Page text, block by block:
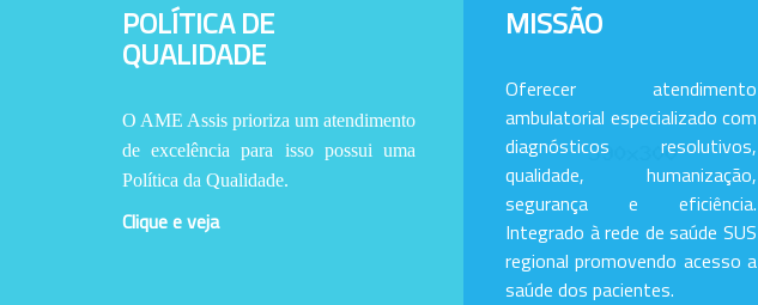
POLÍTICA DE
QUALIDADE
O AME Assis prioriza um atendimento
de excelência para isso possui uma
Política da Qualidade.
Clique e veja
MISSÃO
Oferecer atendimento
ambulatorial especializado com
diagnósticos resolutivos,
qualidade, humanização,
segurança e eficiência.
Integrado à rede de saúde SUS
regional promovendo acesso a
saúde dos pacientes.